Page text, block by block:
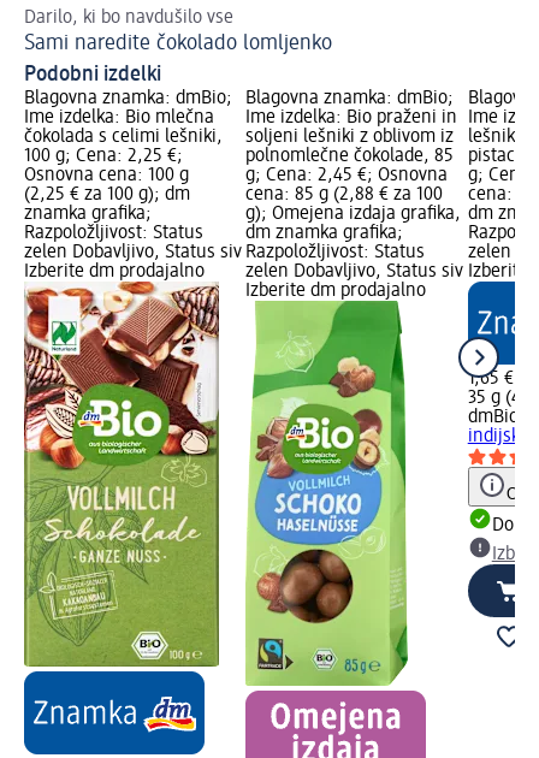
Darilo, ki bo navdušilo vse
Sami naredite čokolado lomljenko
Podobni izdelki
Blagovna znamka: dmBio;
Ime izdelka: Bio mlečna
čokolada s celimi lešniki,
100 g; Cena: 2,25 €;
Osnovna cena: 100 g
(2,25 € za 100 g); dm
znamka grafika;
Razpoložljivost: Status
zelen Dobavljivo, Status siv
Izberite dm prodajalno
Blagovna znamka: dmBio;
Ime izdelka: Bio praženi in
soljeni lešniki z oblivom iz
polnomlečne čokolade, 85
g; Cena: 2,45 €; Osnovna
cena: 85 g (2,88 € za 100
g); Omejena izdaja grafika,
dm znamka grafika;
Razpoložljivost: Status
zelen Dobavljivo, Status siv
Izberite dm prodajalno
Ime
lešniki,
g; Cena:
cena: 35
dm
zelen
Izberite
1,65 €
35 g
dmBio